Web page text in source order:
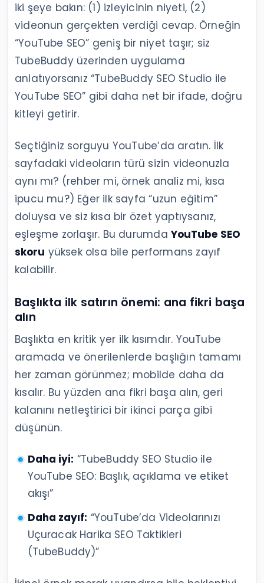
iki şeye bakın: (1) izleyicinin niyeti, (2)
videonun gerçekten verdiği cevap. Örneğin
“YouTube SEO” geniş bir niyet taşır; siz
TubeBuddy üzerinden uygulama
anlatıyorsanız “TubeBuddy SEO Studio ile
YouTube SEO” gibi daha net bir ifade, doğru
kitleyi getirir.
Seçtiğiniz sorguyu YouTube’da aratın. İlk
sayfadaki videoların türü sizin videonuzla
aynı mı? (rehber mi, örnek analiz mi, kısa
ipucu mu?) Eğer ilk sayfa “uzun eğitim”
doluysa ve siz kısa bir özet yaptıysanız,
eşleşme zorlaşır. Bu durumda YouTube SEO
skoru yüksek olsa bile performans zayıf
kalabilir.
Başlıkta ilk satırın önemi: ana fikri başa
alın
Başlıkta en kritik yer ilk kısımdır. YouTube
aramada ve önerilenlerde başlığın tamamı
her zaman görünmez; mobilde daha da
kısalır. Bu yüzden ana fikri başa alın, geri
kalanını netleştirici bir ikinci parça gibi
düşünün.
Daha iyi: “TubeBuddy SEO Studio ile
YouTube SEO: Başlık, açıklama ve etiket
akışı”
Daha zayıf: “YouTube’da Videolarınızı
Uçuracak Harika SEO Taktikleri
(TubeBuddy)”